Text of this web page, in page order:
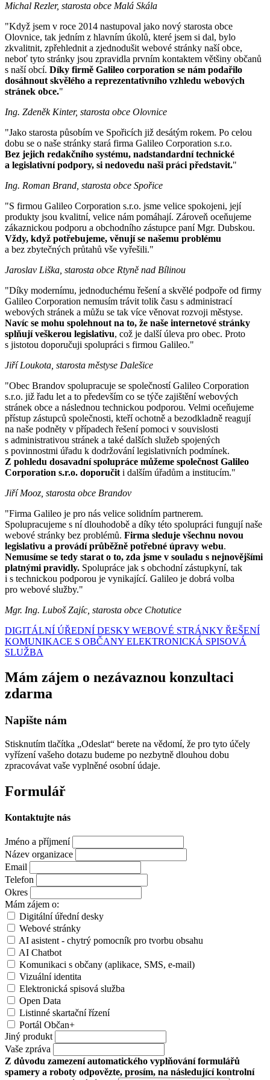
Michal Rezler, starosta obce Malá Skála
"Když jsem v roce 2014 nastupoval jako nový starosta obce
Olovnice, tak jedním z hlavním úkolů, které jsem si dal, bylo
zkvalitnit, zpřehlednit a zjednodušit webové stránky naší obce,
neboť tyto stránky jsou zpravidla prvním kontaktem většiny občanů
s naší obcí. Díky firmě Galileo corporation se nám podařilo
dosáhnout skvělého a reprezentativního vzhledu webových
stránek obce."
Ing. Zdeněk Kinter, starosta obce Olovnice
"Jako starosta působím ve Spořicích již desátým rokem. Po celou
dobu se o naše stránky stará firma Galileo Corporation s.r.o.
Bez jejich redakčního systému, nadstandardní technické
a legislativní podpory, si nedovedu naši práci představit."
Ing. Roman Brand, starosta obce Spořice
"S firmou Galileo Corporation s.r.o. jsme velice spokojeni, její
produkty jsou kvalitní, velice nám pomáhají. Zároveň oceňujeme
zákaznickou podporu a obchodního zástupce paní Mgr. Dubskou.
Vždy, když potřebujeme, věnují se našemu problému
a bez zbytečných průtahů vše vyřešili."
Jaroslav Liška, starosta obce Rtyně nad Bílinou
"Díky modernímu, jednoduchému řešení a skvělé podpoře od firmy
Galileo Corporation nemusím trávit tolik času s administrací
webových stránek a můžu se tak více věnovat rozvoji městyse.
Navíc se mohu spolehnout na to, že naše internetové stránky
splňují veškerou legislativu, což je další úleva pro obec. Proto
s jistotou doporučuji spolupráci s firmou Galileo."
Jiří Loukota, starosta městyse Dalešice
"Obec Brandov spolupracuje se společností Galileo Corporation
s.r.o. již řadu let a to především co se týče zajištění webových
stránek obce a následnou technickou podporou. Velmi oceňujeme
přístup zástupců společnosti, kteří ochotně a bezodkladně reagují
na naše podněty v případech řešení pomoci v souvislosti
s administrativou stránek a také dalších služeb spojených
s povinnostmi úřadu k dodržování legislativních podmínek.
Z pohledu dosavadní spolupráce můžeme společnost Galileo
Corporation s.r.o. doporučit i dalším úřadům a institucím."
Jiří Mooz, starosta obce Brandov
"Firma Galileo je pro nás velice solidním partnerem.
Spolupracujeme s ní dlouhodobě a díky této spolupráci fungují naše
webové stránky bez problémů. Firma sleduje všechnu novou
legislativu a provádí průběžně potřebné úpravy webu.
Nemusíme se tedy starat o to, zda jsme v souladu s nejnovějšími
platnými pravidly. Spolupráce jak s obchodní zástupkyní, tak
i s technickou podporou je vynikající. Galileo je dobrá volba
pro webové služby."
Mgr. Ing. Luboš Zajíc, starosta obce Chotutice
DIGITÁLNÍ ÚŘEDNÍ DESKY WEBOVÉ STRÁNKY ŘEŠENÍ
KOMUNIKACE S OBČANY ELEKTRONICKÁ SPISOVÁ
SLUŽBA
Mám zájem o nezávaznou konzultaci
zdarma
Napište nám
Stisknutím tlačítka „Odeslat“ berete na vědomí, že pro tyto účely
vyřízení vašeho dotazu budeme po nezbytně dlouhou dobu
zpracovávat vaše vyplněné osobní údaje.
Formulář
Kontaktujte nás
Jméno a příjmení
Název organizace
Email
Telefon
Okres
Mám zájem o:
Digitální úřední desky
Webové stránky
AI asistent - chytrý pomocník pro tvorbu obsahu
AI Chatbot
Komunikaci s občany (aplikace, SMS, e-mail)
Vizuální identita
Elektronická spisová služba
Open Data
Listinné skartační řízení
Portál Občan+
Jiný produkt
Vaše zpráva
Z důvodu zamezení automatického vyplňování formulářů
spamery a roboty odpovězte, prosím, na následující kontrolní